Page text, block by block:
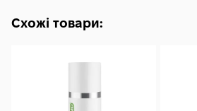
Схожі товари: